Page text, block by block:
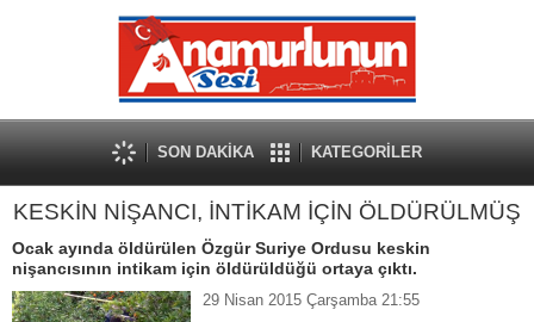
SON DAKİKA KATEGORİLER
KESKİN NİŞANCI, İNTİKAM İÇİN ÖLDÜRÜLMÜŞ
Ocak ayında öldürülen Özgür Suriye Ordusu keskin
nişancısının intikam için öldürüldüğü ortaya çıktı.
29 Nisan 2015 Çarşamba 21:55